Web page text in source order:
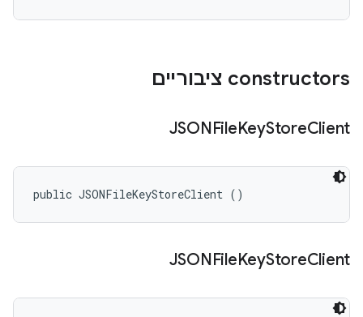
‫constructors ציבוריים
JSONFileKeyStoreClient
public JSONFileKeyStoreClient ()
JSONFileKeyStoreClient